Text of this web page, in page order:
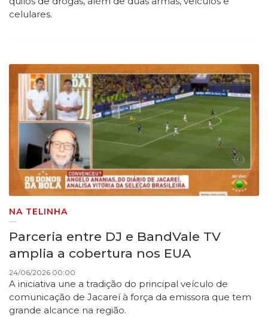
celulares.
NA TELINHA
Parceria entre DJ​ e BandVale TV
amplia a cobertura nos EUA
24/06/2026 00:00
A iniciativa une a tradição do principal veículo de
comunicação de Jacareí à força da emissora que tem
grande alcance na região.